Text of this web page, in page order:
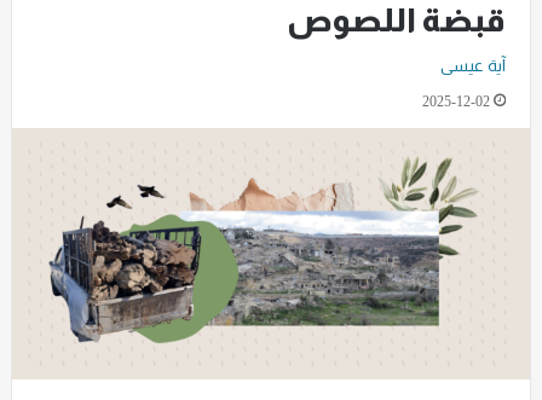
قبضة اللصوص
آية عيسى
2025-12-02